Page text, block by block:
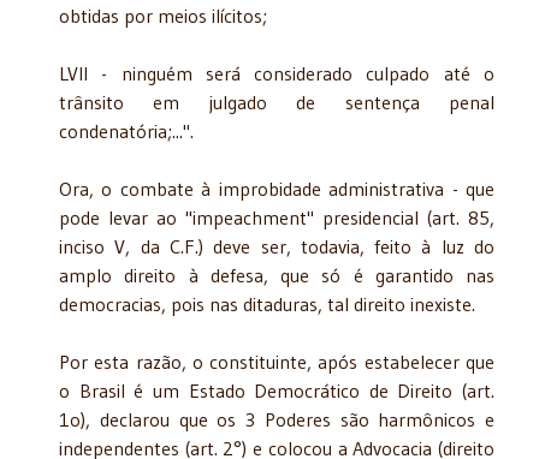
obtidas por meios ilícitos;
LVII - ninguém será considerado culpado até o
trânsito em julgado de sentença penal
condenatória;...".
Ora, o combate à improbidade administrativa - que
pode levar ao "impeachment" presidencial (art. 85,
inciso V, da C.F.) deve ser, to­davia, feito à luz do
amplo direito à defesa, que só é garantido nas
democracias, pois nas ditaduras, tal direito inexiste.
Por esta razão, o constituinte, após estabelecer que
o Brasil é um Estado Democrático de Direito (art.
1o), declarou que os 3 Poderes são harmônicos e
independentes (art. 2°) e colocou a Advocacia (direito